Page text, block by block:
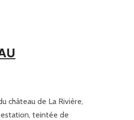
château de La Rivière,
teintée de